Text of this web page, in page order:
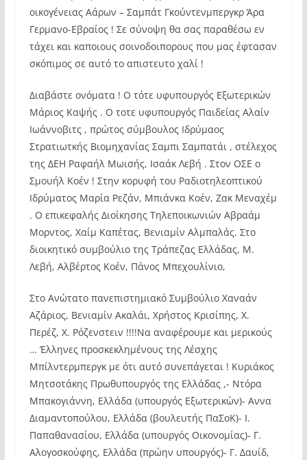
οικογένειας Αάρων – Σαμπάτ Γκούντενμπεργκρ Άρα
Γερμανο-Εβραίος ! Σε σύνοψη θα σας παραθέσω εν
τάχει και καποιους σοινοδοιπορους που μας έφτασαν
σκόπιμος σε αυτό το απιστευτο χαλί !
Διαβάστε ονόματα ! Ο τότε υφυπουργός Εξωτερικών
Μάριος Καψής . Ο τοτε υφυπουργός Παιδείας Αλαίν
Ιωάννοβιτς , πρώτος σύμβουλος Ιδρύμαος
Στρατιωτκής Βιομηχανίας Σαμπι Σαμπατάι , στέλεχος
της ΔΕΗ Ραφαήλ Μωισής, Ισαάκ Λεβή . Στον ΟΣΕ ο
Σμουήλ Κοέν ! Στην κορυφή του Ραδιοτηλεοπτικού
Ιδρύματος Μαρία Ρεζάν, Μπιάνκα Κοέν, Ζακ Μεναχέμ
. Ο επικεφαλής Διοίκησης Τηλεποικωνιών Αβραάμ
Μορντος, Χαίμ Καπέτας, Βενιαμίν Αλμπαλάς. Στο
διοικητικό συμβούλιο της Τράπεζας Ελλάδας, Μ.
Λεβή, Αλβέρτος Κοέν, Πάνος Μπεχουλίνιο,
Στο Ανώτατο πανεπιστημιακό Συμβούλιο Χαναάν
Αζάριος, Βενιαμίν Ακαλάι, Χρήστος Κρισίπης, Χ.
Περέζ, Χ. Ρόζενστειν !!!!Να αναφέρουμε και μερικούς
… Έλληνες προσκεκλημένους της Λέσχης
Μπίλντερμπεργκ με ότι αυτό συνεπάγεται ! Κυριάκος
Μητσοτάκης Πρωθυπουργός της Ελλάδας ,- Ντόρα
Μπακογιάννη, Ελλάδα (υπουργός Εξωτερικών)- Αννα
Διαμαντοπούλου, Ελλάδα (βουλευτής ΠαΣοΚ)- Ι.
Παπαθανασίου, Ελλάδα (υπουργός Οικονομίας)- Γ.
Αλογοσκούφης, Ελλάδα (πρώην υπουργός)- Γ. Δαυίδ,